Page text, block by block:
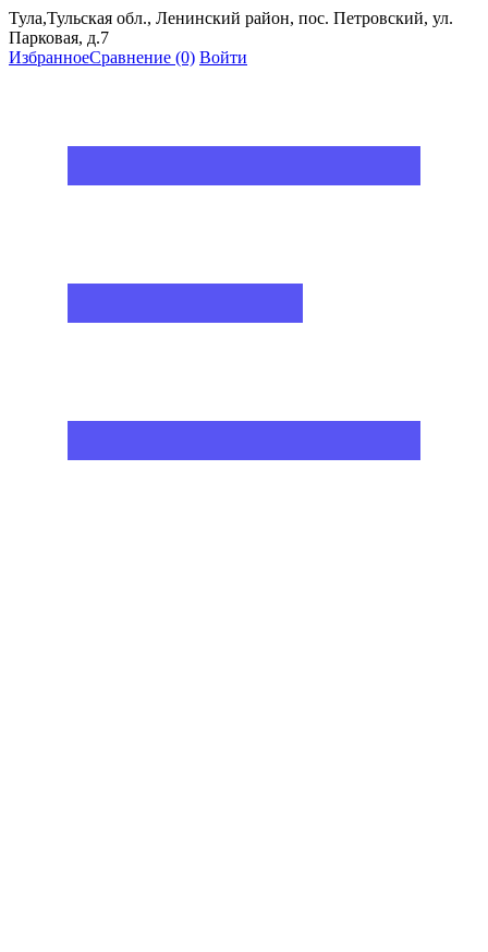
Тула,Тульская обл., Ленинский район, пос. Петровский, ул.
Парковая, д.7
ИзбранноеСравнение (0) Войти